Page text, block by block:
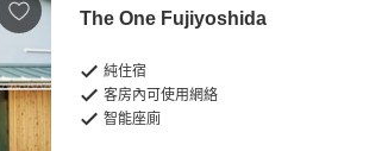
The One Fujiyoshida
純住宿
客房內可使用網絡
智能座廁